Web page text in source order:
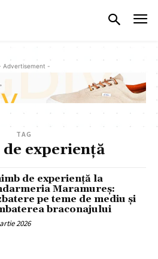
Advertisement -
TAG
de experiență
de experiență la
Maramureș:
pe teme de mediu și
braconajului
2026